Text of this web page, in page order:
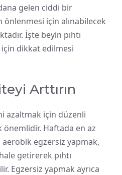
gelen ciddi bir
için alınabilecek
İşte beyin pıhtı
dikkat edilmesi
Arttırın
azaltmak için düzenli
Haftada en az
egzersiz yapmak,
getirerek pıhtı
Egzersiz yapmak ayrıca